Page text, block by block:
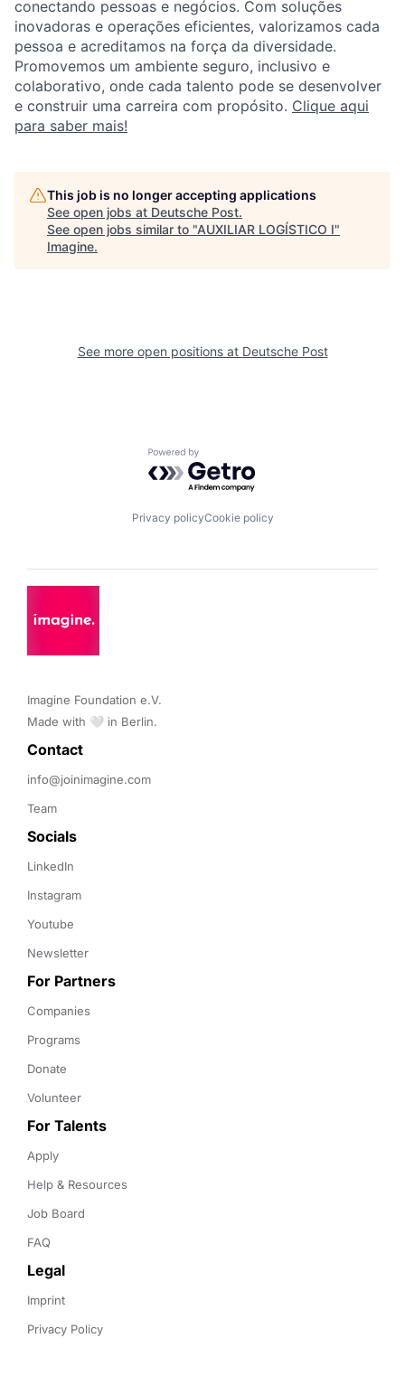
conectando pessoas e negócios. Com soluções
inovadoras e operações eficientes, valorizamos cada
pessoa e acreditamos na força da diversidade.
Promovemos um ambiente seguro, inclusivo e
colaborativo, onde cada talento pode se desenvolver
e construir uma carreira com propósito. Clique aqui
para saber mais!
This job is no longer accepting applications
See open jobs at Deutsche Post.
See open jobs similar to "AUXILIAR LOGÍSTICO I"
Imagine.
See more open positions at Deutsche Post
Powered by Getro.com
Privacy policyCookie policy
Imagine Foundation e.V.
Made with 🤍 in Berlin.
Contact
info@joinimagine.com
Team
Socials
LinkedIn
Instagram
Youtube
Newsletter
For Partners
Companies
Programs
Donate
Volunteer
For Talents
Apply
Help & Resources
Job Board
FAQ
Legal
Imprint
Privacy Policy